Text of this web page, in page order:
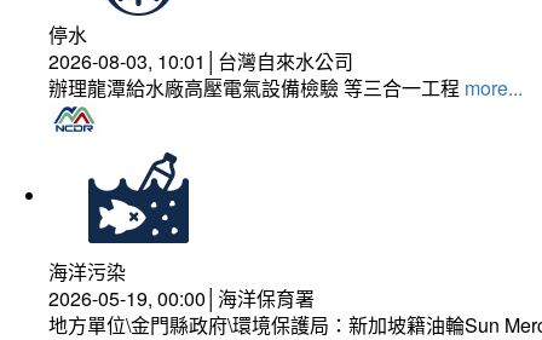
停水
2026-08-03, 10:01│台灣自來水公司
辦理龍潭給水廠高壓電氣設備檢驗 等三合一工程 more...
海洋污染
2026-05-19, 00:00│海洋保育署
地方單位\金門縣政府\環境保護局：新加坡籍油輪Sun